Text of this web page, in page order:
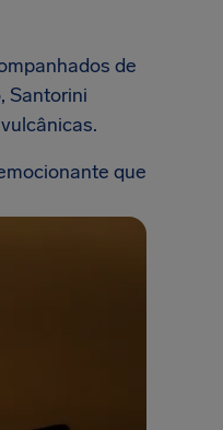
de
Santorini
que